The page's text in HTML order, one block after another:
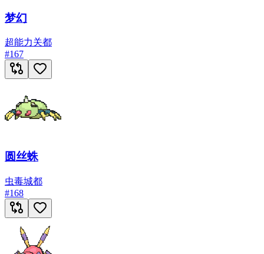
梦幻
超能力关都
#167
圆丝蛛
虫毒城都
#168